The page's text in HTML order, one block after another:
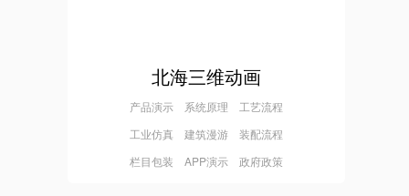
北海三维动画
产品演示 系统原理 工艺流程
工业仿真 建筑漫游 装配流程
栏目包装 APP演示 政府政策